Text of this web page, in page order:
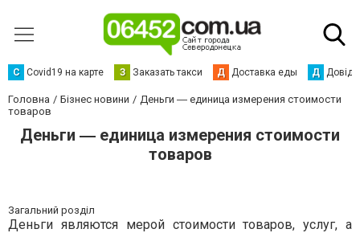
С Сovid19 на карте З Заказать такси Д Доставка еды Д
Головна Бізнес новини
Деньги ― единица измерения стоимости
товаров
Деньги ― единица измерения стоимости
товаров
Загальний розділ
Деньги являются мерой стоимости товаров, услуг, а